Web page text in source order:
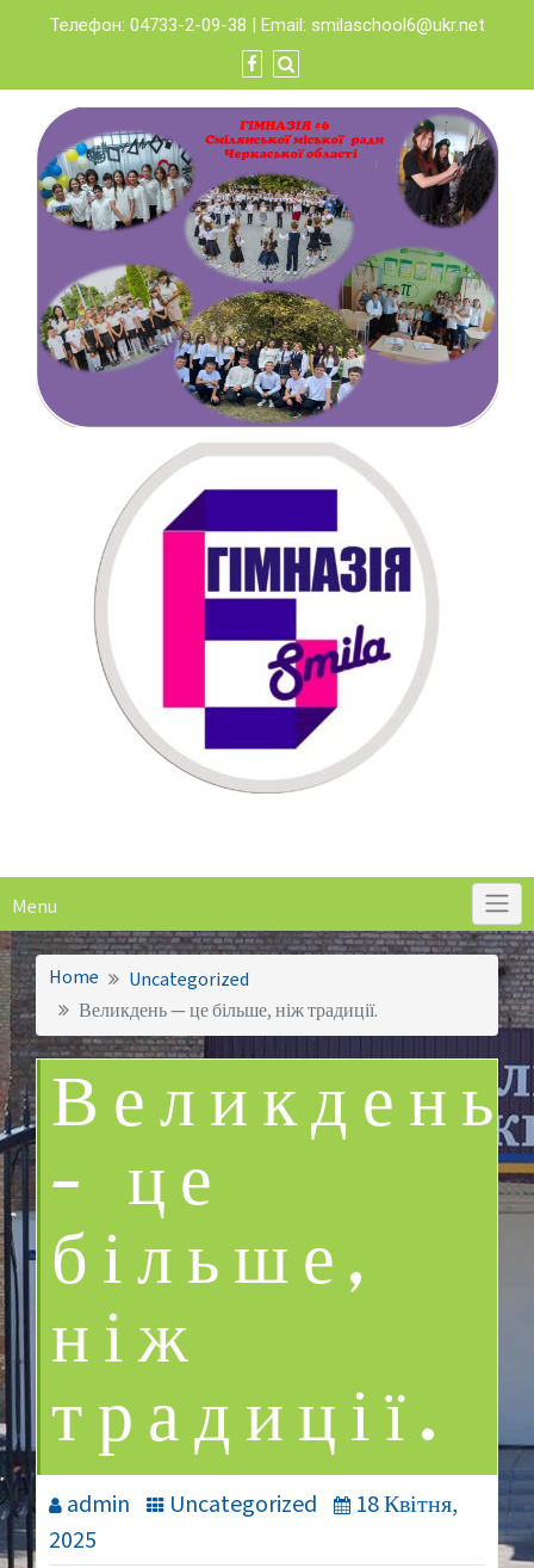
content
Телефон: 04733-2-09-38 | Email: smilaschool6@ukr.net
Menu
Home
Uncategorized
Великдень — це більше, ніж традиції.
Великдень
— це
більше,
ніж
традиції.
admin Uncategorized
18 Квітня,
2025